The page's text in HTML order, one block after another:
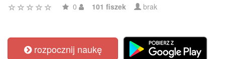
0 101 fiszek brak
rozpocznij naukę